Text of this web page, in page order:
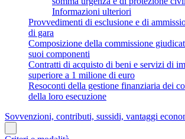
Informazioni ulteriori
Provvedimenti di esclusione e di
di gara
Composizione della commissione
suoi componenti
Contratti di acquisto di beni e servizi di
superiore a 1 milione di euro
Resoconti della gestione finanziaria dei
della loro esecuzione
Sovvenzioni, contributi, sussidi, vantaggi